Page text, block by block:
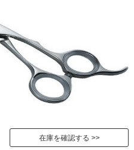
在庫を確認する